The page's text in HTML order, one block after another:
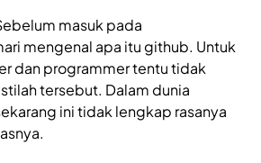
masuk pada
mengenal apa itu github. Untuk
dan programmer tentu tidak
tersebut. Dalam dunia
ini tidak lengkap rasanya